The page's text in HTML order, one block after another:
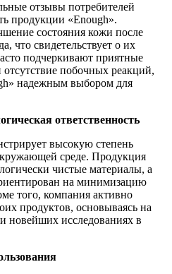
отзывы потребителей
продукции «Enough».
состояния кожи после
что свидетельствует о их
подчеркивают приятные
побочных реакций,
надежным выбором для
ответственность
высокую степень
среде. Продукция
чистые материалы, а
на минимизацию
того, компания активно
продуктов, основываясь на
новейших исследованиях в